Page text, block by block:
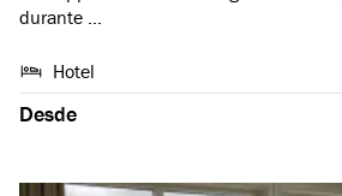
durante …
Hotel
Desde